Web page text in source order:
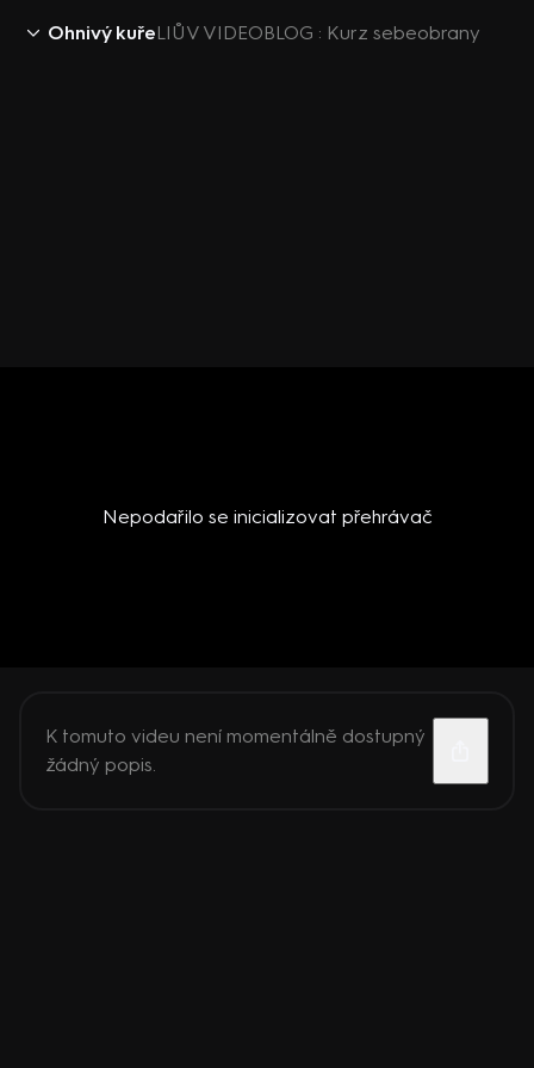
Ohnivý kuřeLIŮV VIDEOBLOG : Kurz sebeobrany
Nepodařilo se inicializovat přehrávač
K tomuto videu není momentálně dostupný
žádný popis.